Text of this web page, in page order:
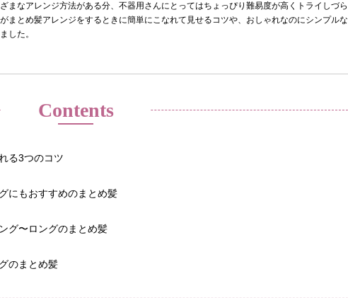
まなアレンジ方法がある分、不器用さんにとってはちょっぴり難易度が高くトライしづら
まとめ髪アレンジをするときに簡単にこなれて見せるコツや、おしゃれなのにシンプルな
した。
Contents
る3つのコツ
にもおすすめのまとめ髪
グ〜ロングのまとめ髪
のまとめ髪